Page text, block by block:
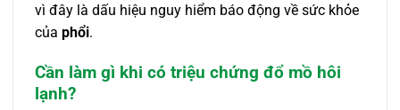
vì đây là dấu hiệu nguy hiểm báo động về sức khỏe
của phổi.
Cần làm gì khi có triệu chứng đổ mồ hôi
lạnh?